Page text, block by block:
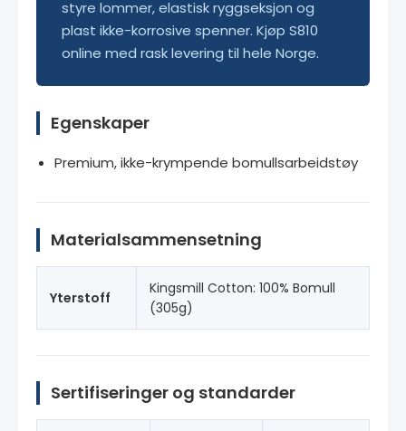
styre lommer, elastisk ryggseksjon og
plast ikke-korrosive spenner. Kjøp S810
online med rask levering til hele Norge.
Egenskaper
Premium, ikke-krympende bomullsarbeidstøy
Materialsammensetning
Yterstoff
Kingsmill Cotton: 100% Bomull
(305g)
Sertifiseringer og standarder